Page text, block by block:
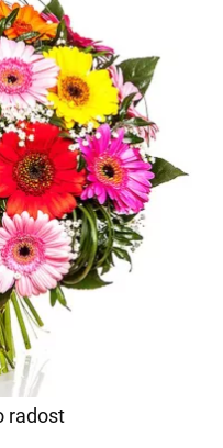
radost